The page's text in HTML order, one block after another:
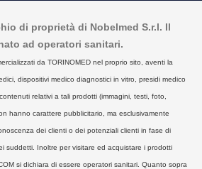
di proprietà di Nobelmed S.r.l. Il
ad operatori sanitari.
da TORINOMED nel proprio sito, aventi la
dispositivi medico diagnostici in vitro, presidi medico
relativi a tali prodotti (immagini, testi, foto,
hanno carattere pubblicitario, ma esclusivamente
dei clienti o dei potenziali clienti in fase di
suddetti. Inoltre per visitare ed acquistare i prodotti
si dichiara di essere operatori sanitari. Quanto sopra